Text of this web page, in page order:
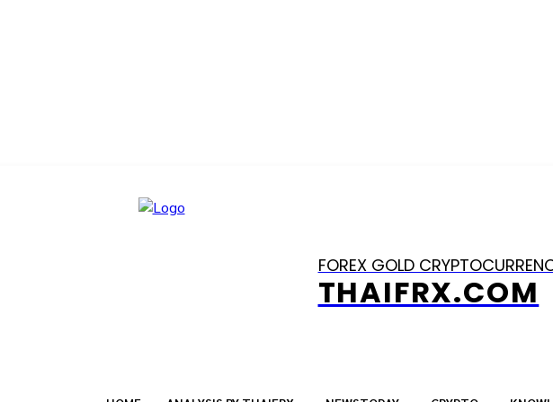
FOREX GOLD
THAIFRX.COM